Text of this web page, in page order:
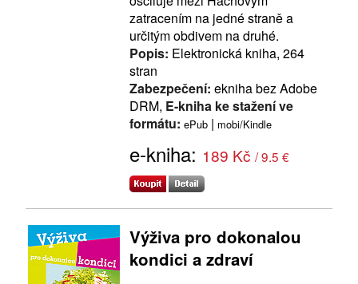
zatracením na jedné straně a
určitým obdivem na druhé.
Popis: Elektronická kniha, 264
stran
Zabezpečení: ekniha bez Adobe
DRM, E-kniha ke stažení ve
formátu: ePub | mobi/Kindle
e-kniha: 189 Kč / 9.5 €
Výživa pro dokonalou
kondici a zdraví